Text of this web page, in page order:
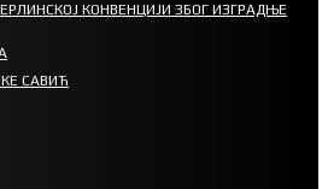
КОНВЕНЦИЈИ ЗБОГ ИЗГРАДЊЕ
САВИЋ